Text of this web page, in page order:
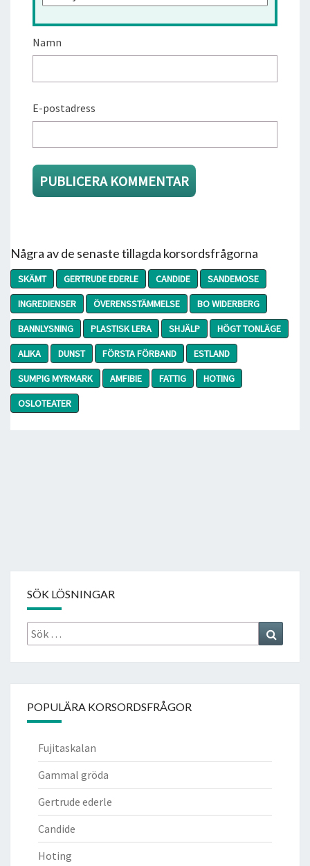
Namn
E-postadress
Några av de senaste tillagda korsordsfrågorna
SKÄMT GERTRUDE EDERLE CANDIDE
SANDEMOSE
INGREDIENSER
ÖVERENSSTÄMMELSE
BO WIDERBERG
BANNLYSNING
PLASTISK LERA SHJÄLP
HÖGT TONLÄGE
ALIKA
DUNST FÖRSTA FÖRBAND
ESTLAND
SUMPIG MYRMARK
AMFIBIE FATTIG
HOTING
OSLOTEATER
SÖK LÖSNINGAR
Sök
efter:
POPULÄRA KORSORDSFRÅGOR
Fujitaskalan
Gammal gröda
Gertrude ederle
Candide
Hoting